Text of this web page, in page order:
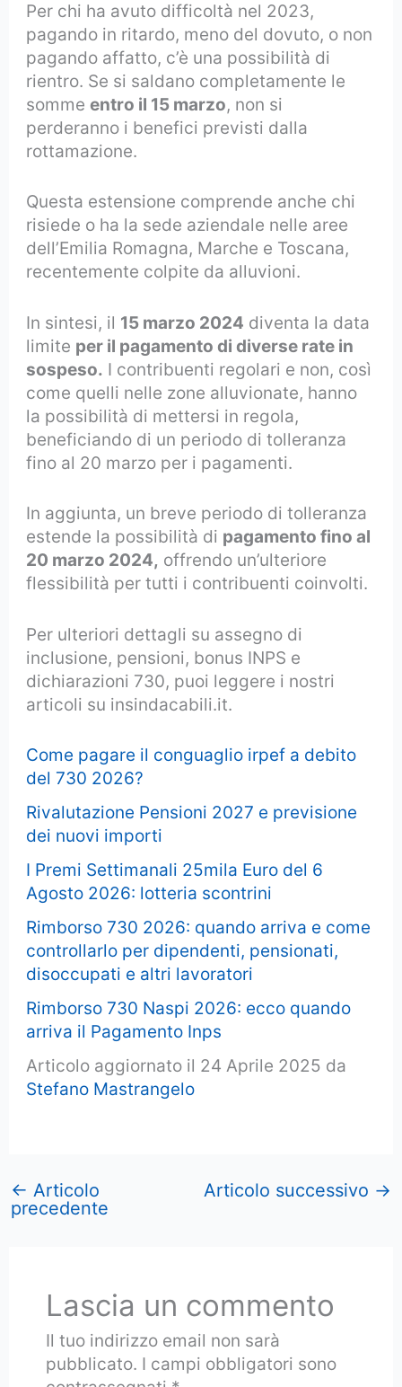
Per chi ha avuto difficoltà nel 2023,
pagando in ritardo, meno del dovuto, o non
pagando affatto, c’è una possibilità di
rientro. Se si saldano completamente le
sommeentro il 15 marzo, non si
perderanno i benefici previsti dalla
rottamazione.
Questa estensione comprende anche chi
risiede o ha la sede aziendale nelle aree
dell’Emilia Romagna, Marche e Toscana,
recentemente colpite da alluvioni.
In sintesi, il 15 marzo 2024 diventa la data
limite per il pagamento di diverse rate in
sospeso. I contribuenti regolari e non, così
come quelli nelle zone alluvionate, hanno
la possibilità di mettersi in regola,
beneficiando di un periodo di tolleranza
fino al 20 marzo per i pagamenti.
In aggiunta, un breve periodo di tolleranza
estende la possibilità di pagamento fino al
20 marzo 2024, offrendo un’ulteriore
flessibilità per tutti i contribuenti coinvolti.
Per ulteriori dettagli su assegno di
inclusione, pensioni, bonus INPS e
dichiarazioni 730, puoi leggere i nostri
articoli su insindacabili.it.
Come pagare il conguaglio irpef a debito
del 730 2026?
Rivalutazione Pensioni 2027 e previsione
dei nuovi importi
I Premi Settimanali 25mila Euro del 6
Agosto 2026: lotteria scontrini
Rimborso 730 2026: quando arriva e come
controllarlo per dipendenti, pensionati,
disoccupati e altri lavoratori
Rimborso 730 Naspi 2026: ecco quando
arriva il Pagamento Inps
Articolo aggiornato il 24 Aprile 2025 da
Stefano Mastrangelo
← Articolo
precedente
Articolo successivo →
Lascia un commento
Il tuo indirizzo email non sarà
pubblicato. I campi obbligatori sono